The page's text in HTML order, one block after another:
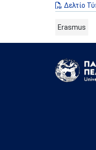
Δελτίο
Erasmus
Image